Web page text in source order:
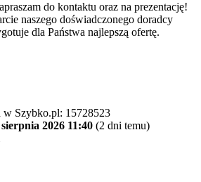
do kontaktu oraz na prezentację!
naszego doświadczonego doradcy
dla Państwa najlepszą ofertę.
w Szybko.pl: 15728523
sierpnia 2026 11:40 (2 dni temu)